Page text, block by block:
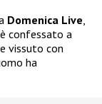
Domenica Live,
confessato a
vissuto con
ha